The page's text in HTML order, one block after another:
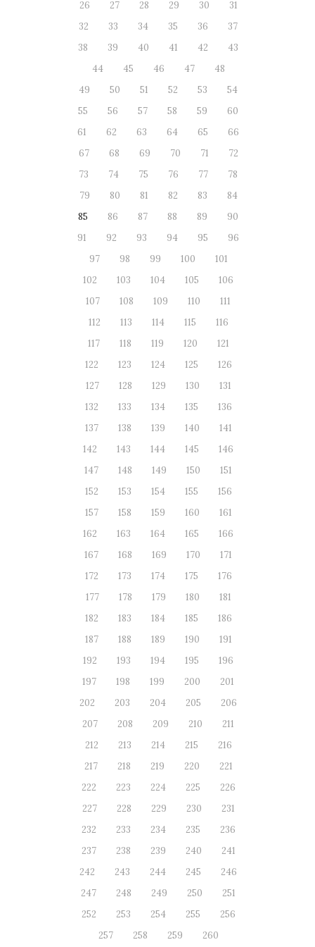
26 27 28 29 30
31
32
33 34 35 36
37
38
39 40 41 42
43
44
45 46 47
48
49
50 51 52 53
54
55
56 57 58 59
60
61
62 63 64 65
66
67
68 69 70 71
72
73
74 75 76 77
78
79
80 81 82 83
84
85
86 87 88 89
90
91
92 93 94 95
96
97
98 99 100
101
102
103 104 105
106
107
108 109 110
111
112
113 114 115
116
117
118 119 120
121
122
123 124 125
126
127
128 129 130
131
132
133 134 135
136
137
138 139 140
141
142
143 144 145
146
147
148 149 150
151
152
153 154 155
156
157
158 159 160
161
162
163 164 165
166
167
168 169 170
171
172
173 174 175
176
177
178 179 180
181
182
183 184 185
186
187
188 189 190
191
192
193 194 195
196
197
198 199 200
201
202
203 204 205
206
207
208 209 210
211
212
213 214 215
216
217
218 219 220
221
222
223 224 225
226
227
228 229 230
231
232
233 234 235
236
237
238 239 240
241
242
243 244 245
246
247
248 249 250
251
252
253 254 255
256
257
258 259 260